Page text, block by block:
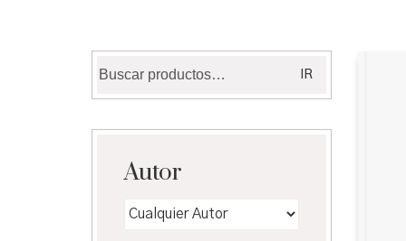
últimos
por:
IR
Autor